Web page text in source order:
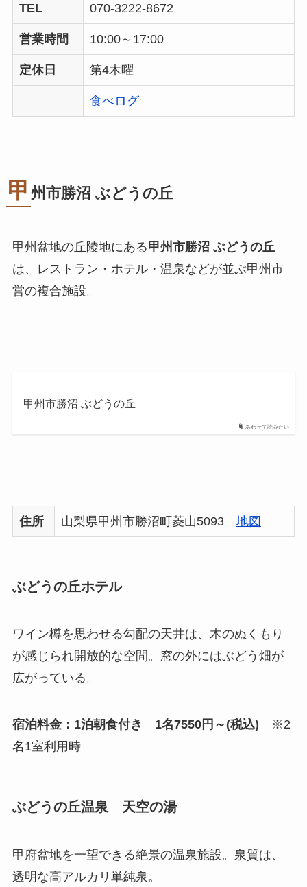
TEL 070-3222-8672
営業時間 10:00～17:00
定休日 第4木曜
食べログ
甲 州市勝沼 ぶどうの丘
甲州盆地の丘陵地にある甲州市勝沼 ぶどうの丘
は、レストラン・ホテル・温泉などが並ぶ甲州市
営の複合施設。
あわせて読みたい
甲州市勝沼 ぶどうの丘
住所 山梨県甲州市勝沼町菱山5093 地図
ぶどうの丘ホテル
ワイン樽を思わせる勾配の天井は、木のぬくもり
が感じられ開放的な空間。窓の外にはぶどう畑が
広がっている。
宿泊料金：1泊朝食付き 1名7550円～(税込) ※2
名1室利用時
ぶどうの丘温泉 天空の湯
甲府盆地を一望できる絶景の温泉施設。泉質は、
透明な高アルカリ単純泉。